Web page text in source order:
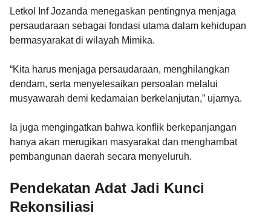
Letkol Inf Jozanda menegaskan pentingnya menjaga
persaudaraan sebagai fondasi utama dalam kehidupan
bermasyarakat di wilayah Mimika.
“Kita harus menjaga persaudaraan, menghilangkan
dendam, serta menyelesaikan persoalan melalui
musyawarah demi kedamaian berkelanjutan,” ujarnya.
Ia juga mengingatkan bahwa konflik berkepanjangan
hanya akan merugikan masyarakat dan menghambat
pembangunan daerah secara menyeluruh.
Pendekatan Adat Jadi Kunci
Rekonsiliasi